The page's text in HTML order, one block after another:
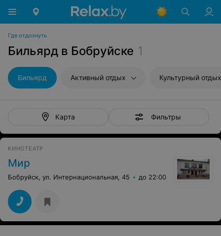
Где отдохнуть
Бильярд в Бобруйске 1
Бильярд Активный отдых Культурный отдых
Карта Фильтры
КИНОТЕАТР
Мир
Бобруйск, ул. Интернациональная, 45 до 22:00